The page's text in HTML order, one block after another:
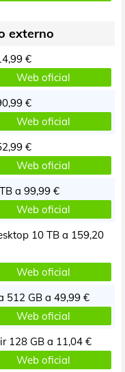
externo
€
Web oficial
€
Web oficial
€
Web oficial
a 99,99 €
Web oficial
10 TB a 159,20
Web oficial
512 GB a 49,99 €
Web oficial
128 GB a 11,04 €
Web oficial